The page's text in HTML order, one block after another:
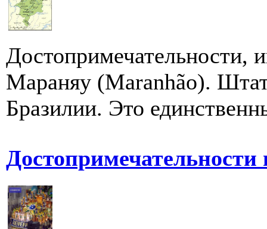
Достопримечательности,
Мараняу (Maranhão). Штат
Бразилии. Это